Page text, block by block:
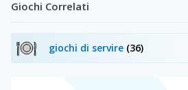
Giochi Correlati
giochi di servire (36)